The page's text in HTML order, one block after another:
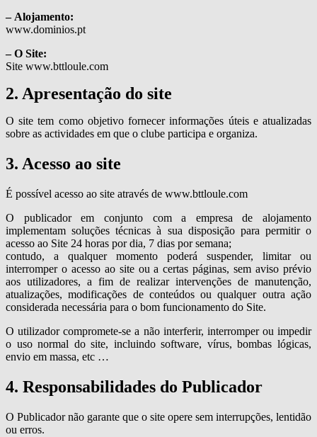
– Alojamento:
www.dominios.pt
– O Site:
Site www.bttloule.com
2. Apresentação do site
O site tem como objetivo fornecer informações úteis e atualizadas
sobre as actividades em que o clube participa e organiza.
3. Acesso ao site
É possível acesso ao site através de www.bttloule.com
O publicador em conjunto com a empresa de alojamento
implementam soluções técnicas à sua disposição para permitir o
acesso ao Site 24 horas por dia, 7 dias por semana;
contudo, a qualquer momento poderá suspender, limitar ou
interromper o acesso ao site ou a certas páginas, sem aviso prévio
aos utilizadores, a fim de realizar intervenções de manutenção,
atualizações, modificações de conteúdos ou qualquer outra ação
considerada necessária para o bom funcionamento do Site.
O utilizador compromete-se a não interferir, interromper ou impedir
o uso normal do site, incluindo software, vírus, bombas lógicas,
envio em massa, etc …
4. Responsabilidades do Publicador
O Publicador não garante que o site opere sem interrupções, lentidão
ou erros.